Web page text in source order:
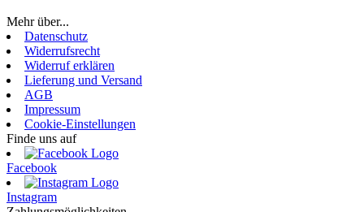
Mehr über...
Datenschutz
Widerrufsrecht
Widerruf erklären
Lieferung und Versand
AGB
Impressum
Cookie-Einstellungen
Finde uns auf
Facebook
Instagram